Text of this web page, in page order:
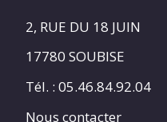
2, RUE DU 18 JUIN
17780 SOUBISE
Tél. : 05.46.84.92.04
Nous contacter